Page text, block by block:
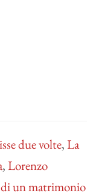
due volte,La
,Lorenzo
un matrimonio